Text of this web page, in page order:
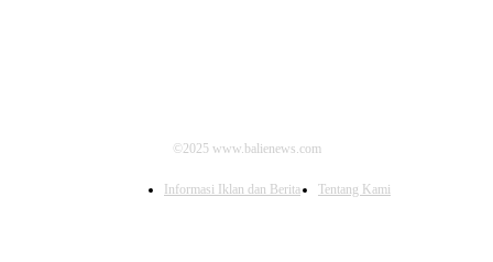
©2025 www.balienews.com
Informasi Iklan dan Berita Tentang Kami